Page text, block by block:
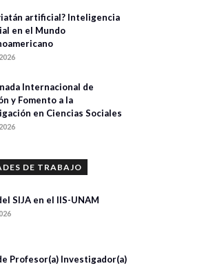
artificial? Inteligencia
en el Mundo
Internacional de
y Fomento a la
en Ciencias Sociales
DE TRABAJO
SIJA en el IIS-UNAM
Profesor(a) Investigador(a)